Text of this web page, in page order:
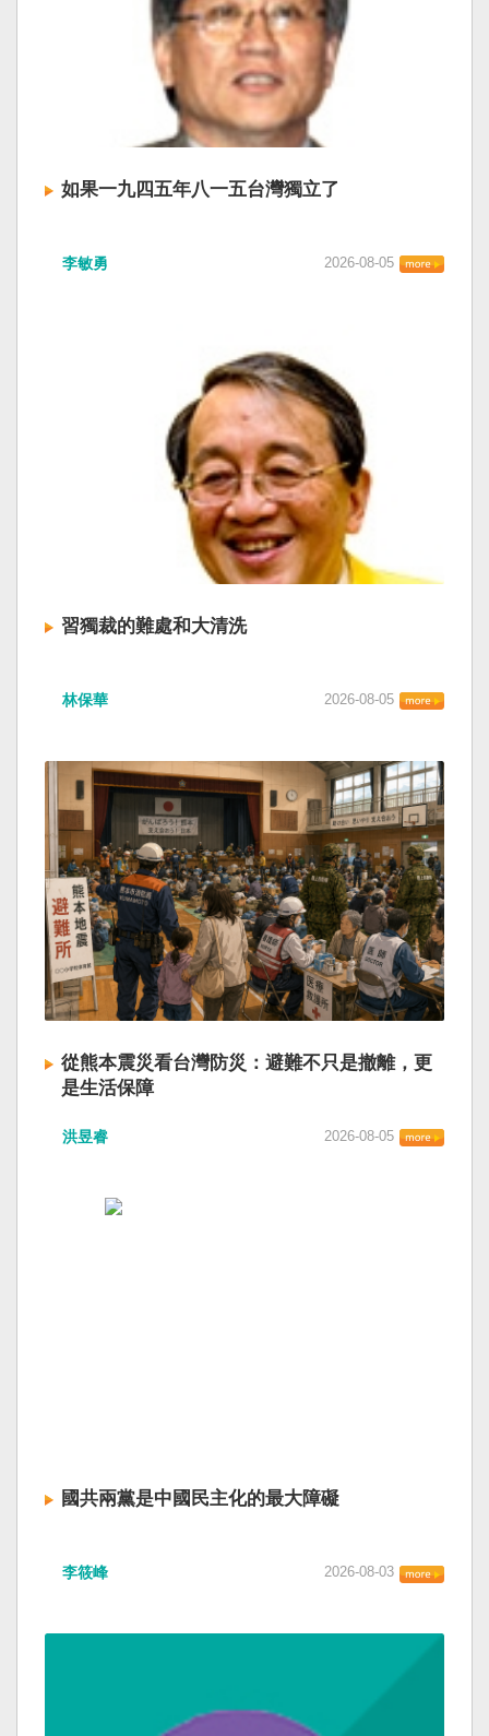
如果一九四五年八一五台灣獨立了
李敏勇 2026-08-05
習獨裁的難處和大清洗
林保華 2026-08-05
從熊本震災看台灣防災：避難不只是撤離，更
是生活保障
洪昱睿 2026-08-05
國共兩黨是中國民主化的最大障礙
李筱峰 2026-08-03